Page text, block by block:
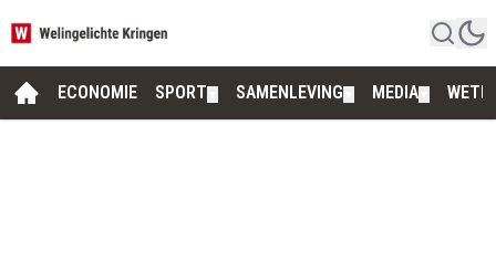
ECONOMIE SPORT SAMENLEVING MEDIA